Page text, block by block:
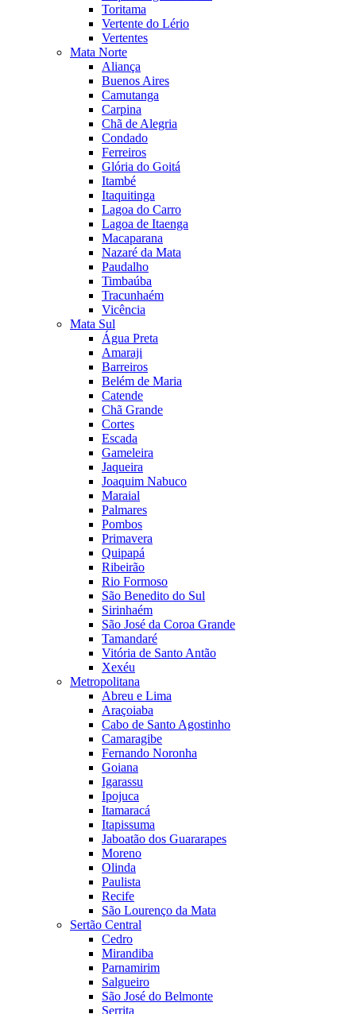
Toritama
Vertente do Lério
Vertentes
Mata Norte
Aliança
Buenos Aires
Camutanga
Carpina
Chã de Alegria
Condado
Ferreiros
Glória do Goitá
Itambé
Itaquitinga
Lagoa do Carro
Lagoa de Itaenga
Macaparana
Nazaré da Mata
Paudalho
Timbaúba
Tracunhaém
Vicência
Mata Sul
Água Preta
Amaraji
Barreiros
Belém de Maria
Catende
Chã Grande
Cortes
Escada
Gameleira
Jaqueira
Joaquim Nabuco
Maraial
Palmares
Pombos
Primavera
Quipapá
Ribeirão
Rio Formoso
São Benedito do Sul
Sirinhaém
São José da Coroa Grande
Tamandaré
Vitória de Santo Antão
Xexéu
Metropolitana
Abreu e Lima
Araçoiaba
Cabo de Santo Agostinho
Camaragibe
Fernando Noronha
Goiana
Igarassu
Ipojuca
Itamaracá
Itapissuma
Jaboatão dos Guararapes
Moreno
Olinda
Paulista
Recife
São Lourenço da Mata
Sertão Central
Cedro
Mirandiba
Parnamirim
Salgueiro
São José do Belmonte
Serrita